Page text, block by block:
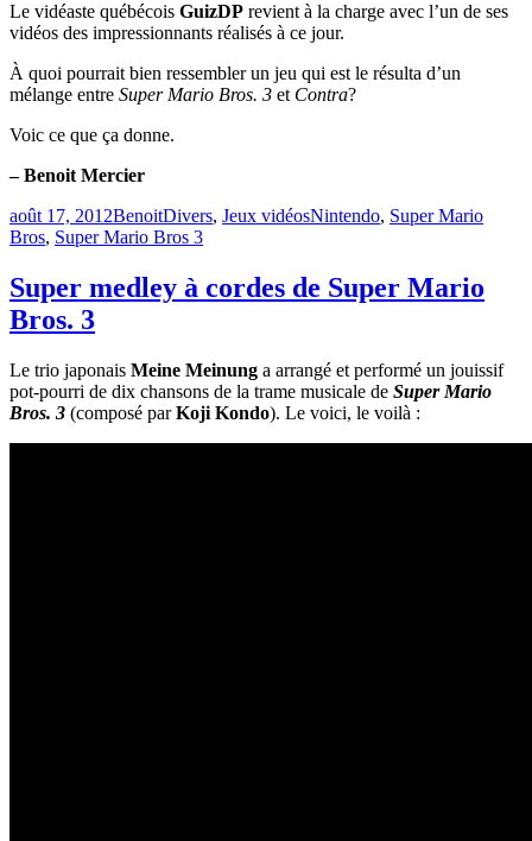
Le vidéaste québécois GuizDP revient à la charge avec l’un de ses
vidéos des impressionnants réalisés à ce jour.
À quoi pourrait bien ressembler un jeu qui est le résulta d’un
mélange entre Super Mario Bros. 3 et Contra?
Voic ce que ça donne.
– Benoit Mercier
Publié
le
août 17, 2012BenoitCatégories
Divers, Jeux vidéosÉtiquettes
Nintendo, Super Mario
Bros, Super Mario Bros 3
Super medley à cordes de Super Mario
Bros. 3
Le trio japonais Meine Meinung a arrangé et performé un jouissif
pot-pourri de dix chansons de la trame musicale de Super Mario
Bros. 3 (composé parKoji Kondo). Le voici, le voilà :